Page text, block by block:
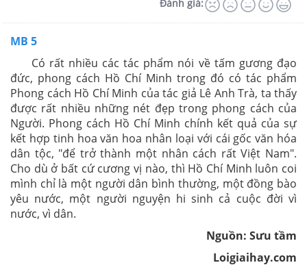
Đánh giá:
MB 5
Có rất nhiều các tác phẩm nói về tấm gương đạo
đức, phong cách Hồ Chí Minh trong đó có tác phẩm
Phong cách Hồ Chí Minh của tác giả Lê Anh Trà, ta thấy
được rất nhiều những nét đẹp trong phong cách của
Người. Phong cách Hồ Chí Minh chính kết quả của sự
kết hợp tinh hoa văn hoa nhân loại với cái gốc văn hóa
dân tộc, "để trở thành một nhân cách rất Việt Nam".
Cho dù ở bất cứ cương vị nào, thì Hồ Chí Minh luôn coi
mình chỉ là một người dân bình thường, một đồng bào
yêu nước, một người nguyện hi sinh cả cuộc đời vì
nước, vì dân.
Nguồn: Sưu tầm
Loigiaihay.com